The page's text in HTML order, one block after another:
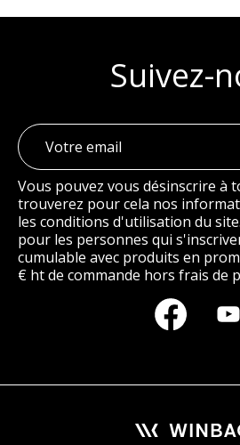
Suivez-
Vous pouvez vous désinscrire à
trouverez pour cela nos
les conditions d'utilisation du
pour les personnes qui
cumulable avec produits en
€ ht de commande hors frais de